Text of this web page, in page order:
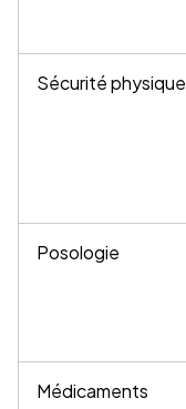
Sécurité physique
Posologie
Médicaments